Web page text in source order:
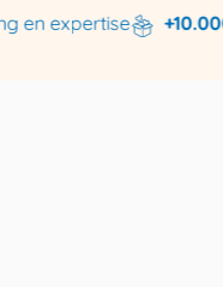
expertise